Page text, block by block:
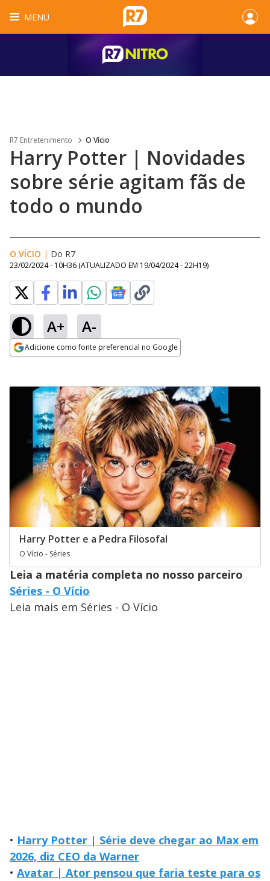
MENU
R7 Entretenimento O Vício
Harry Potter | Novidades
sobre série agitam fãs de
todo o mundo
O VÍCIO | Do R7
23/02/2024 - 10H36 (ATUALIZADO EM 19/04/2024 - 22H19)
A+ A-
Adicione como fonte preferencial no Google
Harry Potter e a Pedra Filosofal
O Vício - Séries
Leia a matéria completa no nosso parceiro
Séries - O Vício
Leia mais em Séries - O Vício
• Harry Potter | Série deve chegar ao Max em
2026, diz CEO da Warner
• Avatar | Ator pensou que faria teste para os